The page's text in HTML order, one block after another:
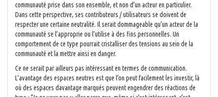
communauté prise dans son ensemble, et non d’un acteur en particulier.
Dans cette perspective, ses contributeurs / utilisateurs se doivent de
respecter une certaine neutralité. Il serait dommageable qu’un acteur de la
communauté se l’approprie ou l’utilise à des fins personnelles. Un
comportement de ce type pourrait cristalliser des tensions au sein de la
communauté et la mettre ainsi en danger.
Ce ne serait par ailleurs pas intéressant en termes de communication.
L’avantage des espaces neutres est que l’on peut facilement les investir, là
où des espaces davantage marqués peuvent engendrer des réactions de